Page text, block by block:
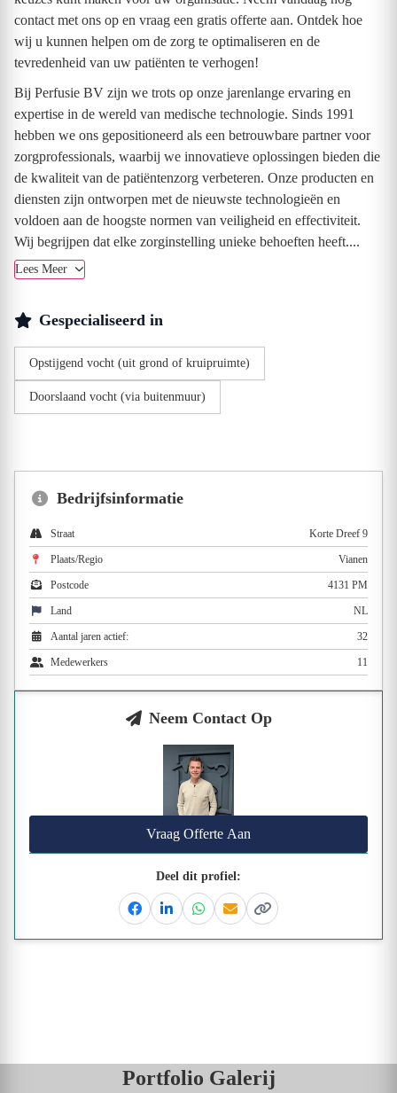
contact met ons op en vraag een gratis offerte aan. Ontdek hoe
wij u kunnen helpen om de zorg te optimaliseren en de
tevredenheid van uw patiënten te verhogen!
Bij Perfusie BV zijn we trots op onze jarenlange ervaring en
expertise in de wereld van medische technologie. Sinds 1991
hebben we ons gepositioneerd als een betrouwbare partner voor
zorgprofessionals, waarbij we innovatieve oplossingen bieden die
de kwaliteit van de patiëntenzorg verbeteren. Onze producten en
diensten zijn ontworpen met de nieuwste technologieën en
voldoen aan de hoogste normen van veiligheid en effectiviteit.
Wij begrijpen dat elke zorginstelling unieke behoeften heeft....
Lees Meer
Gespecialiseerd in
Opstijgend vocht (uit grond of kruipruimte)
Doorslaand vocht (via buitenmuur)
Bedrijfsinformatie
Straat Korte Dreef 9
Plaats/Regio Vianen
Postcode 4131 PM
Land NL
Aantal jaren actief: 32
Medewerkers 11
Neem Contact Op
Vraag Offerte Aan
Deel dit profiel:
FacebookLinkedinWhatsapp
EmailKopieer link
Portfolio Galerij